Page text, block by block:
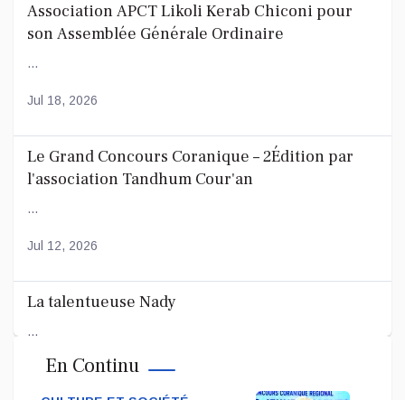
Association APCT Likoli Kerab Chiconi pour
son Assemblée Générale Ordinaire
...
Jul 18, 2026
Le Grand Concours Coranique – 2Édition par
l'association Tandhum Cour'an
...
Jul 12, 2026
La talentueuse Nady
...
Jul 11, 2026
En Continu